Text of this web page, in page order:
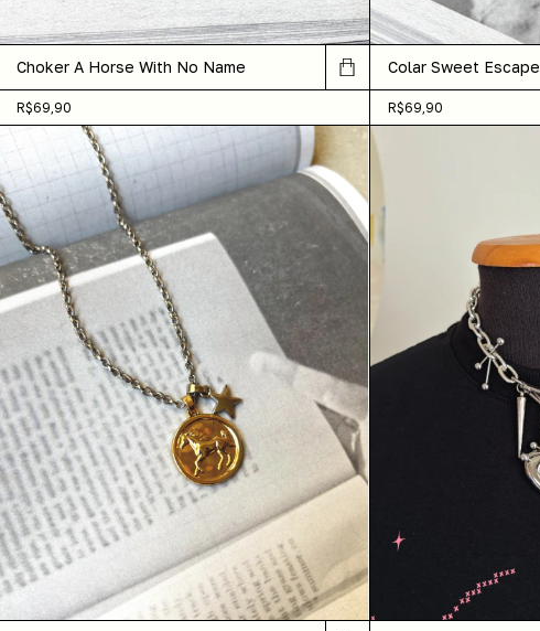
Choker A Horse With No Name
R$69,90
Colar Sweet Escape
R$69,90